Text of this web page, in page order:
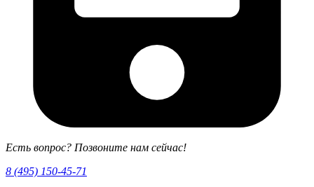
Есть вопрос? Позвоните нам сейчас!
8 (495) 150-45-71